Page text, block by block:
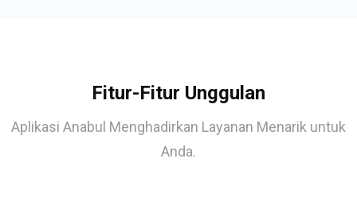
Fitur-Fitur Unggulan
Aplikasi Anabul Menghadirkan Layanan Menarik untuk
Anda.